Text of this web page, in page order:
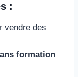
:
vendre des
formation